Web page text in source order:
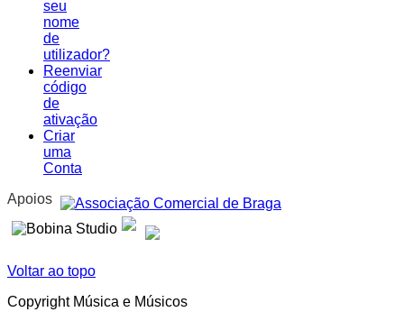
seu
nome
de
utilizador?
Reenviar
código
de
ativação
Criar
uma
Conta
Apoios
Voltar ao topo
Copyright Música e Músicos